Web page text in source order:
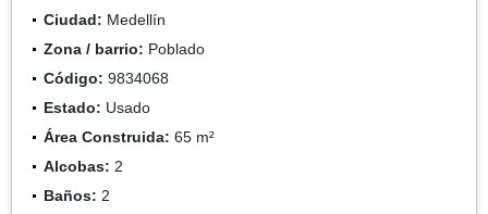
Ciudad: Medellín
Zona / barrio: Poblado
Código: 9834068
Estado: Usado
Área Construida: 65 m²
Alcobas: 2
Baños: 2